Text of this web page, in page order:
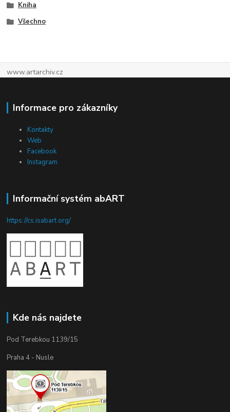
Kniha
Všechno
www.artarchiv.cz
Informace pro zákazníky
Kontakty
Web
Facebook
Instagram
Informační systém abART
https://cs.isabart.org/
Kde nás najdete
Pod Terebkou 1139/15
Praha 4 - Nusle